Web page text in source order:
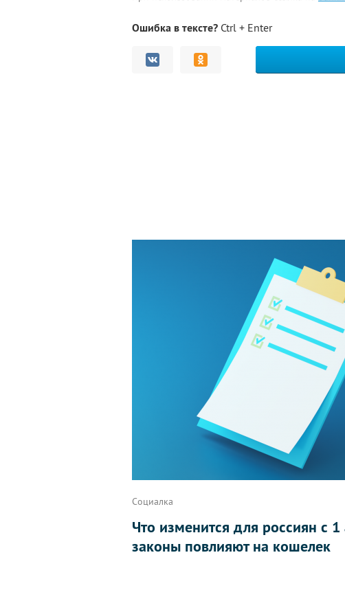
Ошибка в тексте? Ctrl + Enter
Социалка
Что изменится для россиян с 1
законы повлияют на кошелек